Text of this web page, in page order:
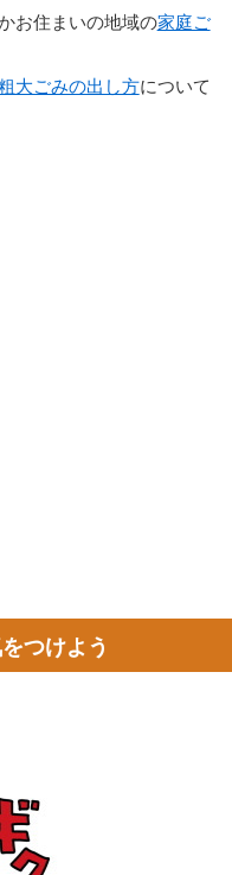
お住まいの地域の家庭ご
大ごみの出し方について
つけよう